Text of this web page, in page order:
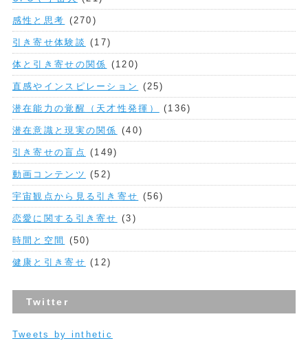
感性と思考 (270)
引き寄せ体験談 (17)
体と引き寄せの関係 (120)
直感やインスピレーション (25)
潜在能力の覚醒（天才性発揮） (136)
潜在意識と現実の関係 (40)
引き寄せの盲点 (149)
動画コンテンツ (52)
宇宙観点から見る引き寄せ (56)
恋愛に関する引き寄せ (3)
時間と空間 (50)
健康と引き寄せ (12)
Twitter
Tweets by inthetic